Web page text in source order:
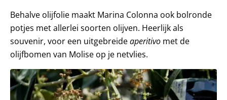
Behalve olijfolie maakt Marina Colonna ook bolronde
potjes met allerlei soorten olijven. Heerlijk als
souvenir, voor een uitgebreideaperitivo met de
olijfbomen van Molise op je netvlies.